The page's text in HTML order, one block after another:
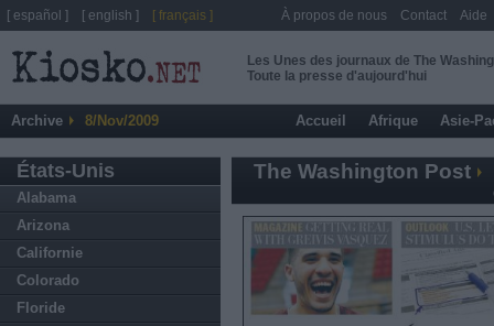
Les Unes des journaux de The
Toute la presse d'aujourd'hui
Archive 8/Nov/2009 Accueil Afrique Asie-
États-Unis
Alabama
Arizona
Californie
Colorado
Floride
The Washington Post
[ español ] [ english ] [ français ] À propos de nous Contact Aide